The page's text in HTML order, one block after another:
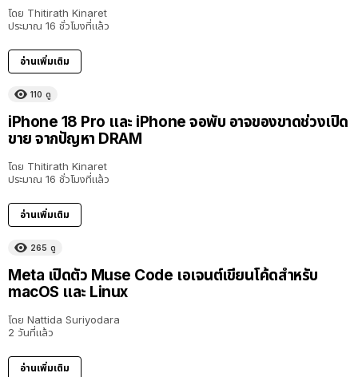
โดย Thitirath Kinaret
ประมาณ 16 ชั่วโมงที่แล้ว
อ่านเพิ่มเติม
110 ดู
iPhone 18 Pro และ iPhone จอพับ อาจของขาดช่วงเปิด
ขาย จากปัญหา DRAM
โดย Thitirath Kinaret
ประมาณ 16 ชั่วโมงที่แล้ว
อ่านเพิ่มเติม
265 ดู
Meta เปิดตัว Muse Code เอเจนต์เขียนโค้ดสำหรับ
macOS และ Linux
โดย Nattida Suriyodara
2 วันที่แล้ว
อ่านเพิ่มเติม